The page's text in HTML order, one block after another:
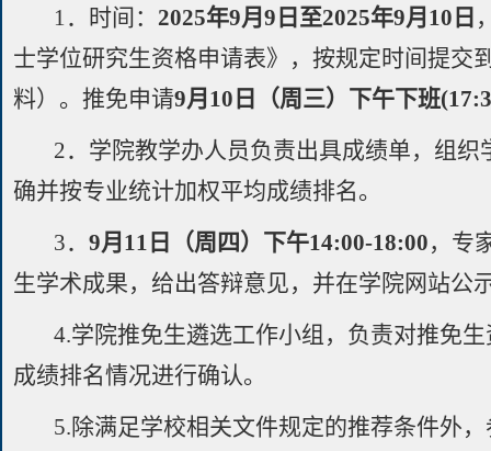
1．时间：2025年9月9 日至2025年9月 10 日
士学位研究生资格申请表》，按规定时间提交
料）。推免申请9月 10 日（周三）下午下班(
2．学院教学办人员负责出具成绩单，组
确并按专业统计加权平均成绩排名。
3．9月 11 日（周四）下午14:00-18:00，专
生学术成果，给出答辩意见，并在学院网站公
4.学院推免生遴选工作小组，负责对推免
成绩排名情况进行确认。
5.除满足学校相关文件规定的推荐条件外